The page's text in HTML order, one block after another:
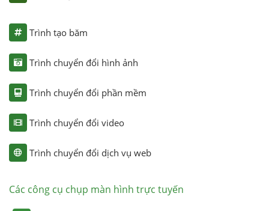
Trình tạo băm
Trình chuyển đổi hình ảnh
Trình chuyển đổi phần mềm
Trình chuyển đổi video
Trình chuyển đổi dịch vụ web
Các công cụ chụp màn hình trực tuyến